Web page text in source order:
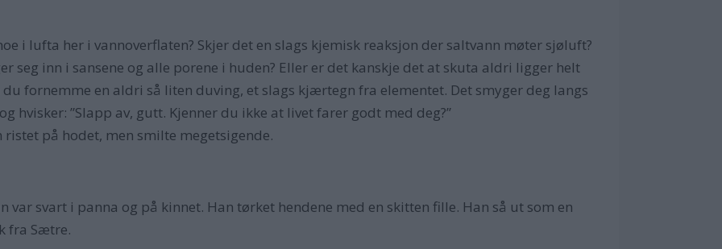
i lufta her i vannoverflaten? Skjer det en slags kjemisk reaksjon der saltvann møter sjøluft?
seg inn i sansene og alle porene i huden? Eller er det kanskje det at skuta aldri ligger helt
fornemme en aldri så liten duving, et slags kjærtegn fra elementet. Det smyger deg langs
hvisker: ”Slapp av, gutt. Kjenner du ikke at livet farer godt med deg?”
på hodet, men smilte megetsigende.
var svart i panna og på kinnet. Han tørket hendene med en skitten fille. Han så ut som en
fra Sætre.